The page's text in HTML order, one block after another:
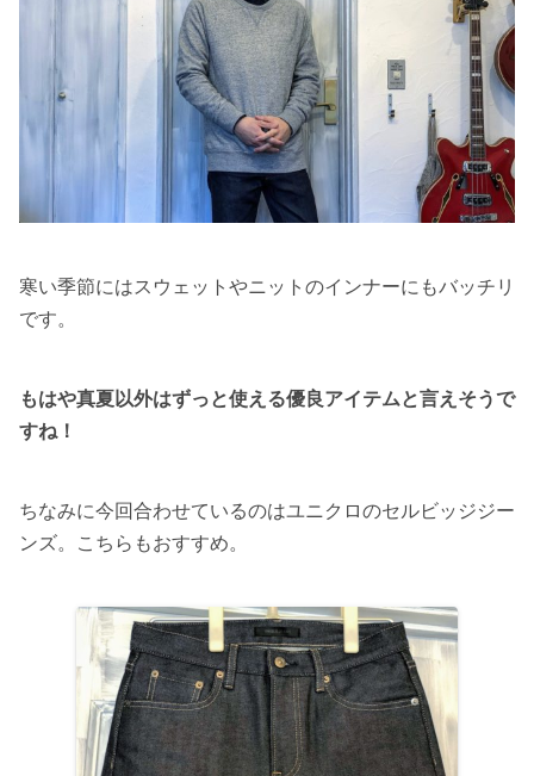
寒い季節にはスウェットやニットのインナーにもバッチリ
です。
もはや真夏以外はずっと使える優良アイテムと言えそうで
すね！
ちなみに今回合わせているのはユニクロのセルビッジジー
ンズ。こちらもおすすめ。